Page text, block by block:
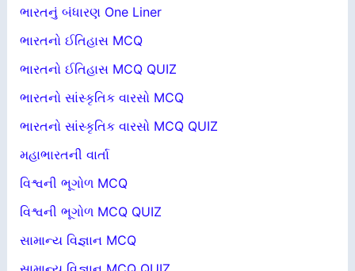
ભારતનું બંધારણ One Liner
ભારતનો ઈતિહાસ MCQ
ભારતનો ઈતિહાસ MCQ QUIZ
ભારતનો સાંસ્કૃતિક વારસો MCQ
ભારતનો સાંસ્કૃતિક વારસો MCQ QUIZ
મહાભારતની વાર્તા
વિશ્વની ભૂગોળ MCQ
વિશ્વની ભૂગોળ MCQ QUIZ
સામાન્ય વિજ્ઞાન MCQ